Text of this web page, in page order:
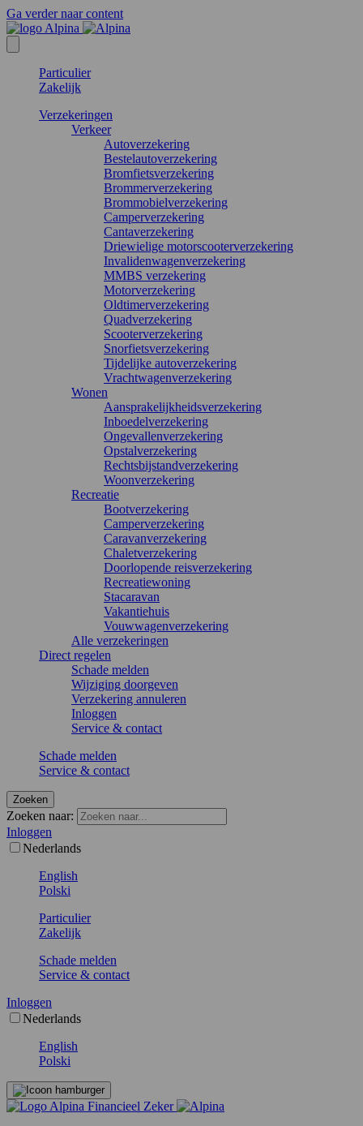
Ga verder naar content
Particulier
Zakelijk
Verzekeringen
Verkeer
Autoverzekering
Bestelautoverzekering
Bromfietsverzekering
Brommerverzekering
Brommobielverzekering
Camperverzekering
Cantaverzekering
Driewielige motorscooterverzekering
Invalidenwagenverzekering
MMBS verzekering
Motorverzekering
Oldtimerverzekering
Quadverzekering
Scooterverzekering
Snorfietsverzekering
Tijdelijke autoverzekering
Vrachtwagenverzekering
Wonen
Aansprakelijkheidsverzekering
Inboedelverzekering
Ongevallenverzekering
Opstalverzekering
Rechtsbijstandverzekering
Woonverzekering
Recreatie
Bootverzekering
Camperverzekering
Caravanverzekering
Chaletverzekering
Doorlopende reisverzekering
Recreatiewoning
Stacaravan
Vakantiehuis
Vouwwagenverzekering
Alle verzekeringen
Direct regelen
Schade melden
Wijziging doorgeven
Verzekering annuleren
Inloggen
Service & contact
Schade melden
Service & contact
Zoeken
Zoeken naar:
Inloggen
Nederlands
English
Polski
Particulier
Zakelijk
Schade melden
Service & contact
Inloggen
Nederlands
English
Polski